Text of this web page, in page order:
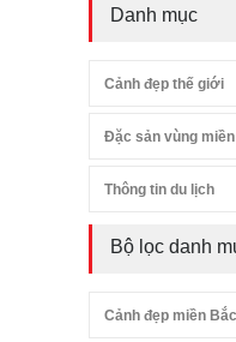
Danh mục
Cảnh đẹp thế giới
Đặc sản vùng miền
Thông tin du lịch
Bộ lọc danh
Cảnh đẹp miền Bắc